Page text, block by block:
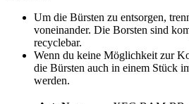
Um die Bürsten zu entsorgen,
voneinander. Die Borsten sind
recyclebar.
Wenn du keine Möglichkeit zur
die Bürsten auch in einem Stück
werden.